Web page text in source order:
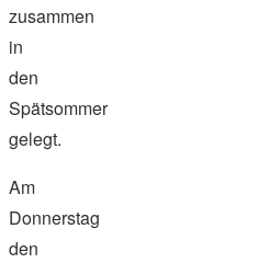
zusammen
in
den
Spätsommer
gelegt.
Am
Donnerstag
den